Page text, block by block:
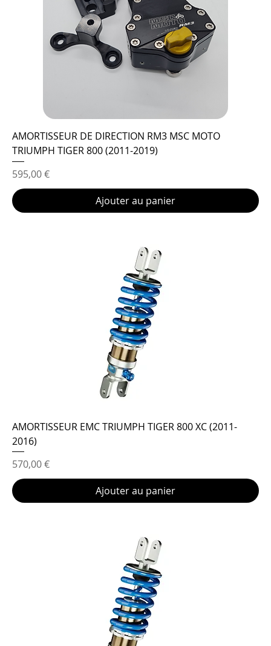
AMORTISSEUR DE DIRECTION RM3 MSC MOTO
TRIUMPH TIGER 800 (2011-2019)
Prix
595,00 €
Ajouter au panier
AMORTISSEUR EMC TRIUMPH TIGER 800 XC (2011-
2016)
Prix
570,00 €
Ajouter au panier